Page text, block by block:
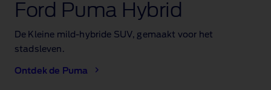
Ford Puma Hybrid
De Kleine mild‑hybride SUV, gemaakt voor het
stadsleven.
Ontdek de Puma